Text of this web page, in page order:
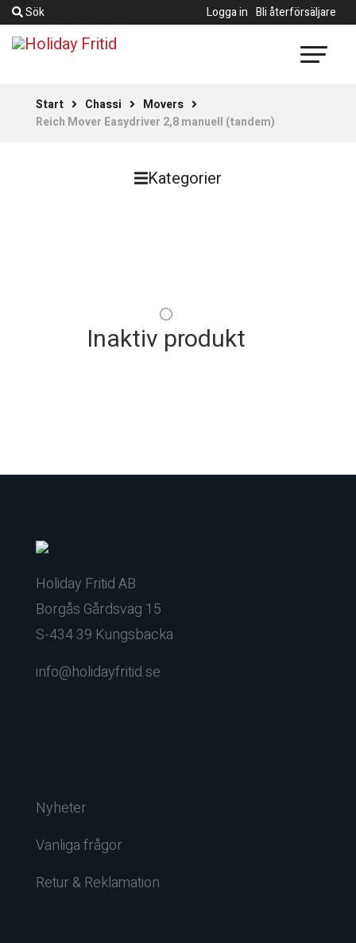
Sök Logga in Bli återförsäljare
Start Chassi
Movers
Reich Mover Easydriver 2,8 manuell (tandem)
Kategorier
Inaktiv produkt
Holiday Fritid AB
Borgås Gårdsväg 15
S-434 39 Kungsbacka
info@holidayfritid.se
Nyheter
Vanliga frågor
Retur & Reklamation